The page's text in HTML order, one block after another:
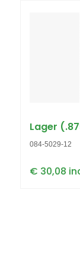
Lager
084-5029-12
€ 30,08